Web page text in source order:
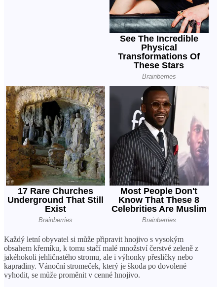
Každý letní obyvatel si může připravit hnojivo s vysokým
obsahem křemíku, k tomu stačí malé množství čerstvé zeleně z
jakéhokoli jehličnatého stromu, ale i výhonky přesličky nebo
kapradiny. Vánoční stromeček, který je škoda po dovolené
vyhodit, se může proměnit v cenné hnojivo.